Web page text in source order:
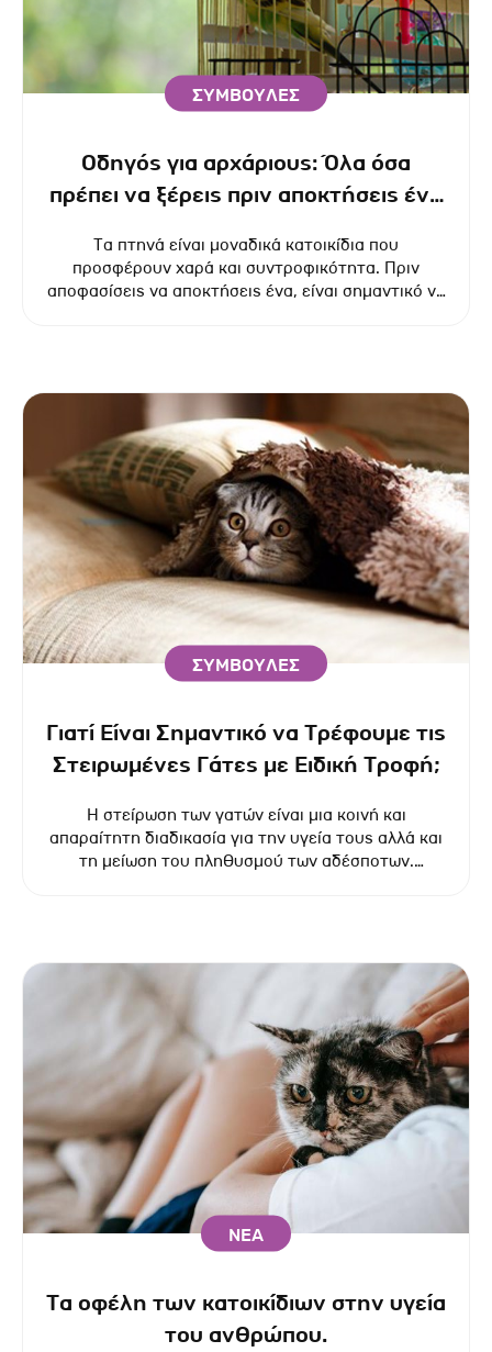
ΣΥΜΒΟΥΛΕΣ
Οδηγός για αρχάριους: Όλα όσα
πρέπει να ξέρεις πριν αποκτήσεις ένα
​​​​​​​Τα πτηνά είναι μοναδικά κατοικίδια που
προσφέρουν χαρά και συντροφικότητα. Πριν
αποφασίσεις να αποκτήσεις ένα, είναι σημαντικό να
ΣΥΜΒΟΥΛΕΣ
Γιατί Είναι Σημαντικό να Τρέφουμε τις
Στειρωμένες Γάτες με Ειδική Τροφή;
Η στείρωση των γατών είναι μια κοινή και
απαραίτητη διαδικασία για την υγεία τους αλλά και
τη μείωση του πληθυσμού των αδέσποτων.
ΝΕΑ
Τα οφέλη των κατοικίδιων στην υγεία
του ανθρώπου.